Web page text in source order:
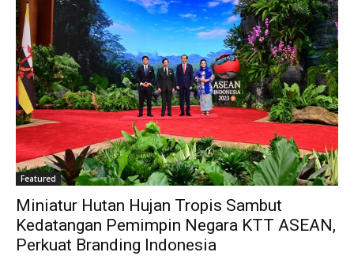
Featured
Miniatur Hutan Hujan Tropis Sambut
Kedatangan Pemimpin Negara KTT ASEAN,
Perkuat Branding Indonesia